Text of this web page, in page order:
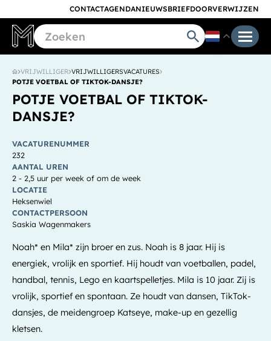
CONTACTAGENDANIEUWSBRIEFDOORVERWIJZEN
VRIJWILLIGER VRIJWILLIGERSVACATURES
POTJE VOETBAL OF TIKTOK-DANSJE?
POTJE VOETBAL OF TIKTOK-
DANSJE?
VACATURENUMMER
232
AANTAL UREN
2 - 2,5 uur per week of om de week
LOCATIE
Heksenwiel
CONTACTPERSOON
Saskia Wagenmakers
Noah* en Mila* zijn broer en zus. Noah is 8 jaar. Hij is
energiek, vrolijk en sportief. Hij houdt van voetballen, padel,
handbal, tennis, Lego en kaartspelletjes. Mila is 10 jaar. Zij is
vrolijk, sportief en spontaan. Ze houdt van dansen, TikTok-
dansjes, de meidengroep Katseye, make-up en gezellig
kletsen.